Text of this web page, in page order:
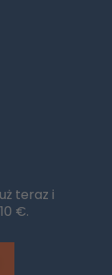
teraz i
€.